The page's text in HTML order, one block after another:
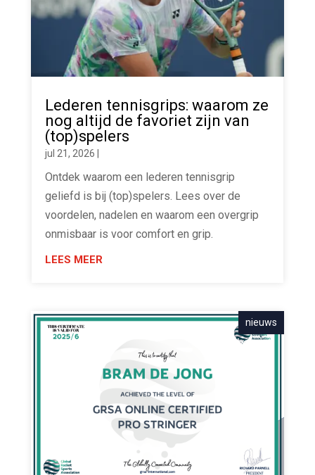
Lederen tennisgrips: waarom ze
nog altijd de favoriet zijn van
(top)spelers
jul 21, 2026
Ontdek waarom een lederen tennisgrip
geliefd is bij (top)spelers. Lees over de
voordelen, nadelen en waarom een overgrip
onmisbaar is voor comfort en grip.
LEES MEER
nieuws